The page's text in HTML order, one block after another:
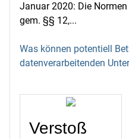
Januar 2020: Die
gem. §§ 12,...
Was können potentiell
datenverarbeitenden
Verstoß